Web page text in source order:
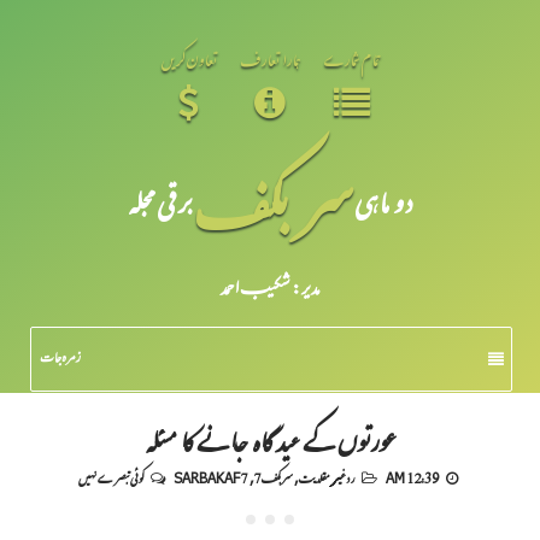
تمام شمارے ہمارا تعارف تعاون کریں
دو ماہیسر بکفبرقی مجلہ
مدیر: شکیبـ احمد
زمرہ جات
عورتوں کے عیدگاہ جانے کا مسئلہ
12:39 AM رد غیر مقلدیت,سربکف7 ,
SARBAKAF 7 کوئی تبصرے نہیں